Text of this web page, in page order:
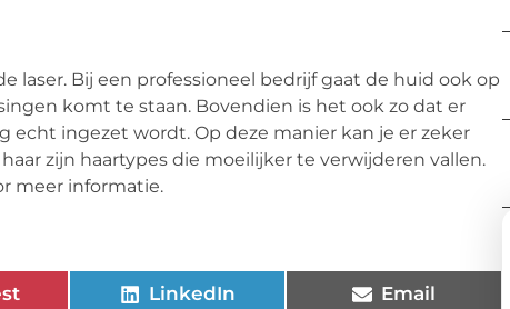
Bij een professioneel bedrijf gaat de huid ook op
komt te staan. Bovendien is het ook zo dat er
ingezet wordt. Op deze manier kan je er zeker
zijn haartypes die moeilijker te verwijderen vallen.
meer informatie.
LinkedIn Email